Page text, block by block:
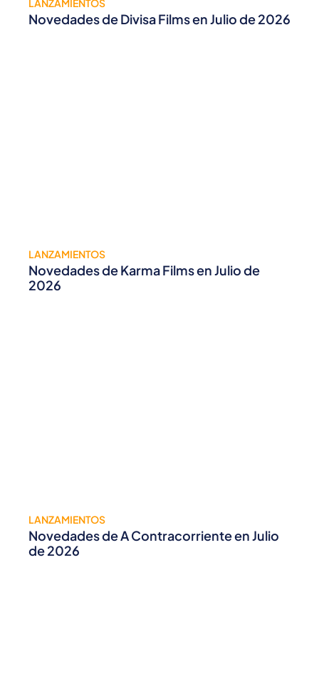
LANZAMIENTOS
Novedades de Divisa Films en Julio de 2026
LANZAMIENTOS
Novedades de Karma Films en Julio de
2026
LANZAMIENTOS
Novedades de A Contracorriente en Julio
de 2026